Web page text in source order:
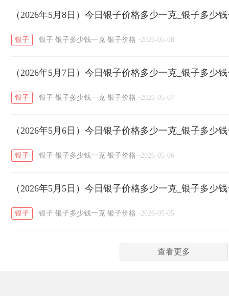
开国纪念币 大清银币 / 长城币 / 老
菜百 周生生 周大生
六福 / 金至尊 / 潮宏基 / 亚一金店
（2026年5月8日）今日银子价格多少一克_银子多少
银子 银子 银子多少钱一克 银子价格 · 2026-05-08
（2026年5月7日）今日银子价格多少一克_银子多少
银子 银子 银子多少钱一克 银子价格 · 2026-05-07
（2026年5月6日）今日银子价格多少一克_银子多少
银子 银子 银子多少钱一克 银子价格 · 2026-05-06
（2026年5月5日）今日银子价格多少一克_银子多少
银子 银子 银子多少钱一克 银子价格 · 2026-05-05
查看更多